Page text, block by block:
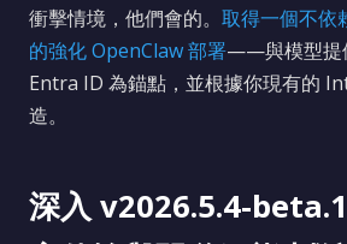
衝擊情境，他們會的。 取得一個不依
的強化 OpenClaw 部署——與模型提
Entra ID 為錨點，並根據你現有的
造。
深入 v2026.5.4-